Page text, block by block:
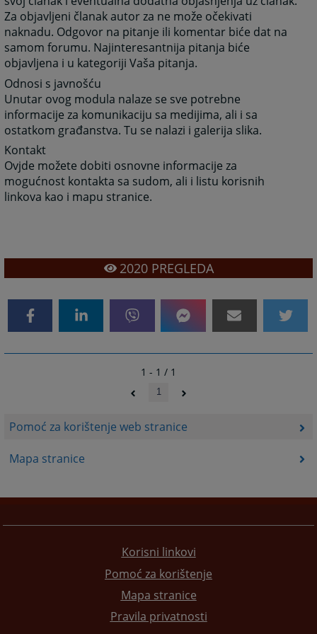
Pomoć za korištenje web stranice
Mapa stranice
Za objavljeni članak autor za ne može očekivati
naknadu. Odgovor na pitanje ili komentar biće dat na
samom forumu. Najinteresantnija pitanja biće
objavljena i u kategoriji Vaša pitanja.
Odnosi s javnošću
Unutar ovog modula nalaze se sve potrebne
informacije za komunikaciju sa medijima, ali i sa
ostatkom građanstva. Tu se nalazi i galerija slika.
Kontakt
Ovjde možete dobiti osnovne informacije za
mogućnost kontakta sa sudom, ali i listu korisnih
linkova kao i mapu stranice.
2020PREGLEDA
1 - 1 / 1
1
Korisni linkovi
Pomoć za korištenje
Mapa stranice
Pravila privatnosti